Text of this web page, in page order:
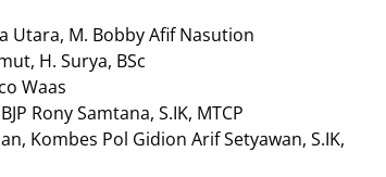
Utara, M. Bobby Afif Nasution
H. Surya, BSc
Waas
Rony Samtana, S.IK, MTCP
Kombes Pol Gidion Arif Setyawan, S.IK,